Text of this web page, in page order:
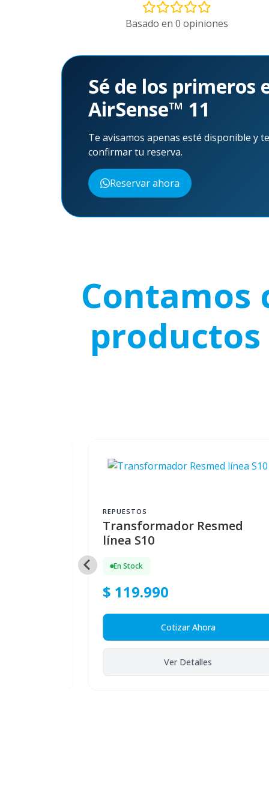
Basado en 0 opiniones
Sé de los primeros
AirSense™ 11
Te avisamos apenas esté disponible y
confirmar tu reserva.
Reservar ahora
Contamos
REPUESTOS
Transformador Resmed
línea S10
En Stock
$ 119.990
Cotizar Ahora
Ver Detalles